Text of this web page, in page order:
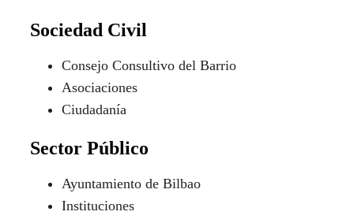
Sociedad Civil
Consejo Consultivo del Barrio
Asociaciones
Ciudadanía
Sector Público
Ayuntamiento de Bilbao
Instituciones